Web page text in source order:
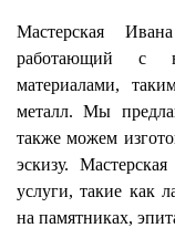
Мастерская
работающий с
материалами,
металл. Мы
также можем
эскизу.
услуги, такие как
на памятниках,